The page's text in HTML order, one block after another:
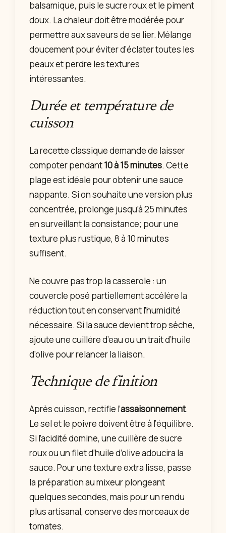
balsamique, puis le sucre roux et le piment
doux. La chaleur doit être modérée pour
permettre aux saveurs de se lier. Mélange
doucement pour éviter d’éclater toutes les
peaux et perdre les textures
intéressantes.
Durée et température de
cuisson
La recette classique demande de laisser
compoter pendant10 à 15 minutes. Cette
plage est idéale pour obtenir une sauce
nappante. Si on souhaite une version plus
concentrée, prolonge jusqu’à 25 minutes
en surveillant la consistance; pour une
texture plus rustique, 8 à 10 minutes
suffisent.
Ne couvre pas trop la casserole : un
couvercle posé partiellement accélère la
réduction tout en conservant l’humidité
nécessaire. Si la sauce devient trop sèche,
ajoute une cuillère d’eau ou un trait d’huile
d’olive pour relancer la liaison.
Technique de finition
Après cuisson, rectifie l’assaisonnement.
Le sel et le poivre doivent être à l’équilibre.
Si l’acidité domine, une cuillère de sucre
roux ou un filet d’huile d’olive adoucira la
sauce. Pour une texture extra lisse, passe
la préparation au mixeur plongeant
quelques secondes, mais pour un rendu
plus artisanal, conserve des morceaux de
tomates.